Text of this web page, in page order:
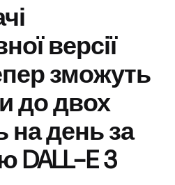
версії
зможуть
до двох
на день за
DALL-E 3